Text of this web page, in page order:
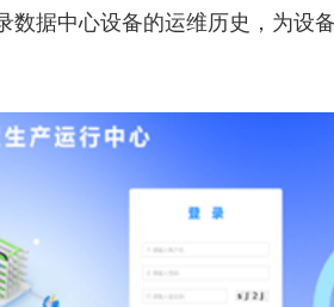
数据中心设备的运维历史，为设